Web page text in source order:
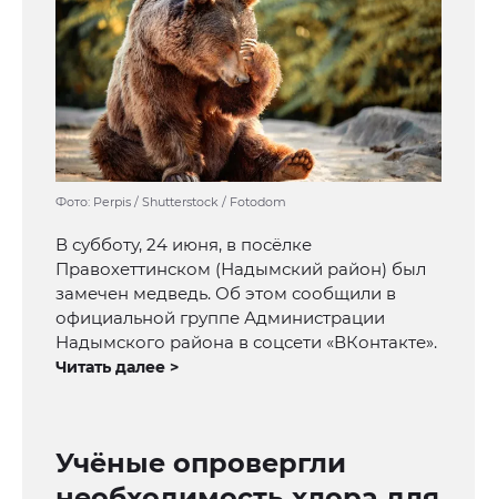
Фото: Perpis / Shutterstock / Fotodom
В субботу, 24 июня, в посёлке
Правохеттинском (Надымский район) был
замечен медведь. Об этом сообщили в
официальной группе Администрации
Надымского района в соцсети «ВКонтакте».
Читать далее >
Учёные опровергли